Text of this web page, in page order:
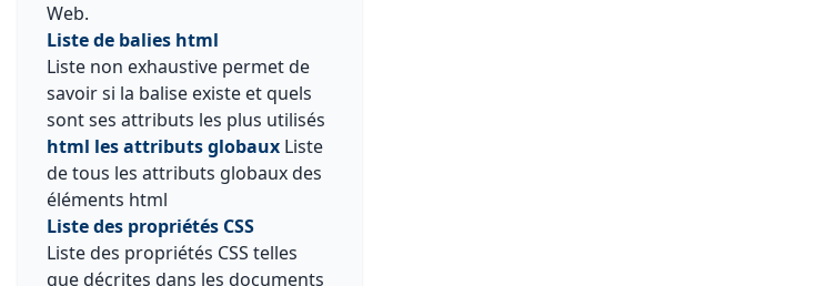
Web.
Liste de balies html
Liste non exhaustive permet de
savoir si la balise existe et quels
sont ses attributs les plus utilisés
html les attributs globaux Liste
de tous les attributs globaux des
éléments html
Liste des propriétés CSS
Liste des propriétés CSS telles
que décrites dans les documents